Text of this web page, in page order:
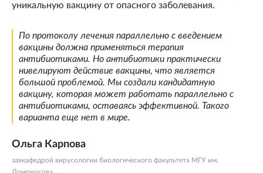
уникальную вакцину от опасного заболевания.
По протоколу лечения параллельно с введением
вакцины должна применяться терапия
антибиотиками. Но антибиотики практически
нивелируют действие вакцины, что является
большой проблемой. Мы создали кандидатную
вакцину, которая может работать параллельно с
антибиотиками, оставаясь эффективной. Такого
варианта еще нет в мире.
Ольга Карпова
завкафедрой вирусологии биологического факультета МГУ им.